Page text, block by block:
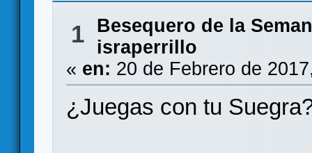
1
Besequero de la
israperrillo
« en: 20 de Febrero de
¿Juegas con tu